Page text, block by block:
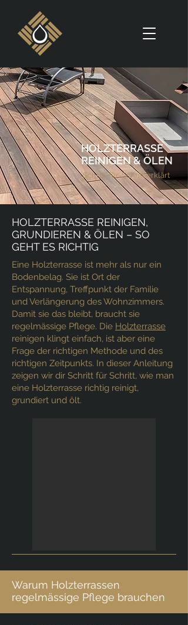
HOLZTERRASSE
REINIGEN & ÖLEN
Schritt-für-Schritt erklärt
HOLZTERRASSE REINIGEN,
GRUNDIEREN & ÖLEN – SO
GEHT ES RICHTIG
Eine Holzterrasse ist mehr als nur ein
Bodenbelag. Sie ist Ort der
Entspannung, Treffpunkt der Familie
und Verlängerung des Wohnzimmers.
Damit sie das bleibt, braucht sie
regelmässige Pflege. Die Holzterrasse
reinigen klingt einfach, ist aber eine
Frage der richtigen Methode und des
richtigen Zeitpunkts. In dieser Anleitung
zeigen wir dir Schritt für Schritt, wie man
eine Holzterrasse richtig reinigt,
grundiert und ölt.
Warum Holzterrassen
regelmässige Pflege brauchen